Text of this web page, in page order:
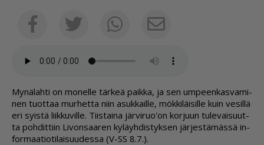
FacebookTwitterWhatsappSähköposti
My­nä­lah­ti on mo­nel­le tär­keä paik­ka, ja sen um­peen­kas­va­mi­
nen tuot­taa mur­het­ta niin asuk­kail­le, mök­ki­läi­sil­le kuin ve­sil­lä
eri syis­tä liik­ku­vil­le. Tiis­tai­na jär­vi­ruo'on kor­juun tu­le­vai­suut­
ta poh­dit­tiin Li­von­saa­ren ky­läyh­dis­tyk­sen jär­jes­tä­mäs­sä in­
for­maa­ti­o­ti­lai­suu­des­sa (V-SS 8.7.).